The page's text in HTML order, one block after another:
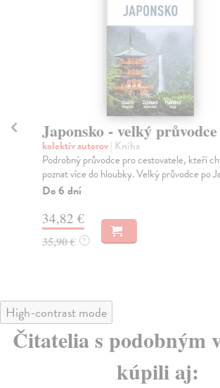
Japonsko - velký průvodce
kolektív autorov| Kniha
Podrobný průvodce pro cestovatele, kteří
poznat více do hloubky. Velký průvodce po
Do 6 dní
34,82 €
35,90 € ?
High-contrast mode
Čitatelia s podobným
kúpili aj: